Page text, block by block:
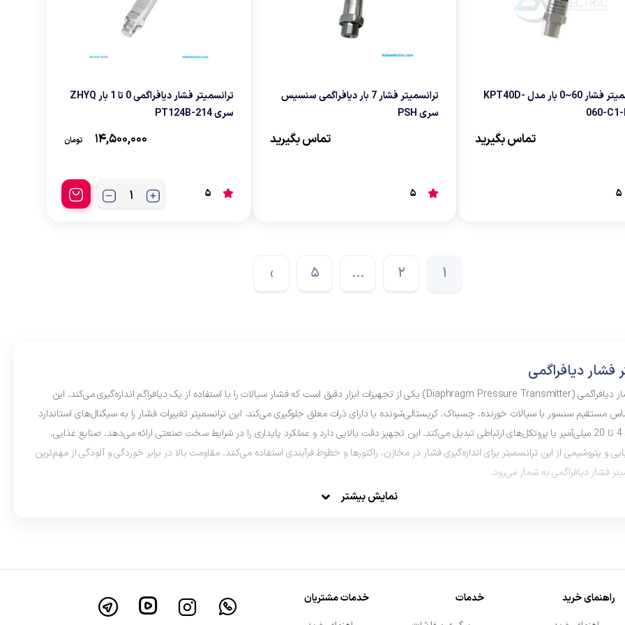
ترانسمیتر فشار 60~0 بار مدل KPT40D-
060-
تماس بگیرید
5
ترانسمیتر فشار 7 بار دیافراگمی سنسیس
سری PSH
تماس بگیرید
5
ترانسمیتر فشار دیافراگمی 0 تا 1 بار ZHYQ
سری PT124B-214
۱۴,۵۰۰,۰۰۰ تومان
5
1
2
…
5
›
فشار دیافراگمی
ترانسمیتر فشار دیافراگمی (Diaphragm Pressure Transmitter) یکی از تجهیزات ابزار دقیق است که فشار سیالات را با استفاده از یک دیافراگم اندازه‌گیری می‌کند. این
مستقیم سنسور با سیالات خورنده، چسبناک، کریستالی‌شونده یا دارای ذرات معلق جلوگیری می‌کند. این ترانسمیتر تغییرات فشار را به سیگنال‌های استاندارد
صنعتی مانند 4 تا 20 میلی‌آمپر یا پروتکل‌های ارتباطی تبدیل می‌کند. این تجهیز دقت بالایی دارد و عملکرد پایداری را در شرایط سخت صنعتی ارائه می‌دهد. صنایع غذایی،
و پتروشیمی از این ترانسمیتر برای اندازه‌گیری فشار در مخازن، راکتورها و خطوط فرآیندی استفاده می‌کنند. مقاومت بالا در برابر خوردگی و آلودگی از مهم‌ترین
فشار دیافراگمی به شمار می‌رود.
نمایش بیشتر
راهنمای خرید خدمات خدمات مشتریان